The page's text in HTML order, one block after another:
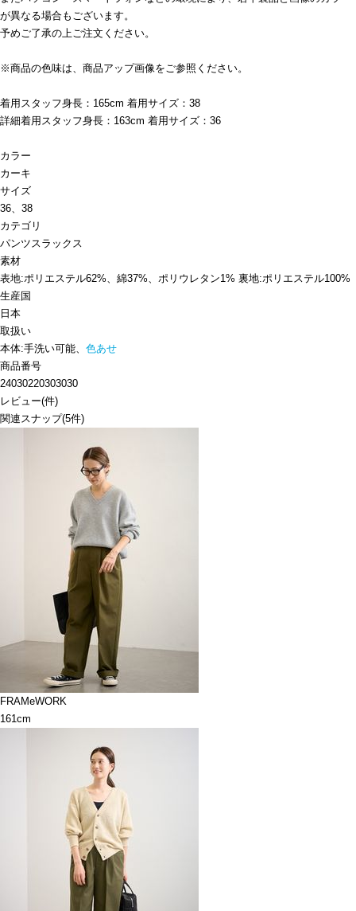
が異なる場合もございます。
予めご了承の上ご注文ください。
※商品の色味は、商品アップ画像をご参照ください。
着用スタッフ身長：165cm 着用サイズ：38
詳細着用スタッフ身長：163cm 着用サイズ：36
カラー
カーキ
サイズ
36、38
カテゴリ
パンツスラックス
素材
表地:ポリエステル62%、綿37%、ポリウレタン1% 裏地:ポリエステル100%
生産国
日本
取扱い
本体:手洗い可能、 色あせ
商品番号
24030220303030
レビュー(件)
関連スナップ(5件)
FRAMeWORK
161cm